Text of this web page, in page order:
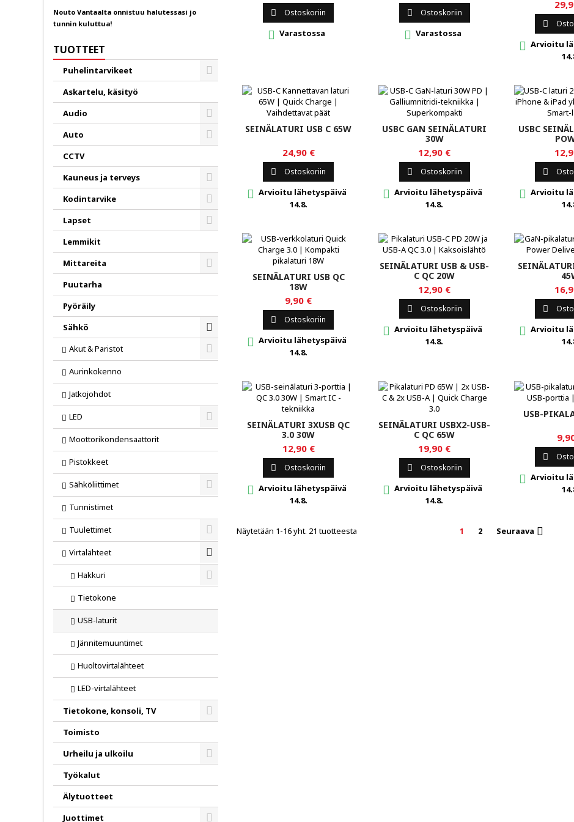
Nouto Vantaalta onnistuu halutessasi jo
tunnin kuluttua!
TUOTTEET
Puhelintarvikeet
Askartelu, käsityö
Audio
Toggle
Auto
CCTV
Kauneus ja terveys
Toggle
Kodintarvike
Toggle
Lapset
Lemmikit
Mittareita
Puutarha
Pyöräily
Sähkö
Toggle
Akut & Paristot
Toggle
Aurinkokenno
Jatkojohdot
LED
Toggle
Moottorikondensaattorit
Pistokkeet
Sähköliittimet
Toggle
Tunnistimet
Tuulettimet
Toggle
Virtalähteet
Toggle
Hakkuri
Toggle
Tietokone
USB-laturit
Jännitemuuntimet
Huoltovirtalähteet
LED-virtalähteet
Tietokone, konsoli, TV
Toimisto
Urheilu ja ulkoilu
Työkalut
Älytuotteet
Juottimet
 Ostoskoriin
 Varastossa
 Ostoskoriin
 Varastossa

 Arvioitu
SEINÄLATURI USB C 65W
24,90 €
 Ostoskoriin
 Arvioitu lähetyspäivä
14.8.
USBC GAN SEINÄLATURI
30W
12,90 €
 Ostoskoriin
 Arvioitu lähetyspäivä
14.8.
USBC

 Arvioitu
SEINÄLATURI USB QC
18W
9,90 €
 Ostoskoriin
 Arvioitu lähetyspäivä
14.8.
SEINÄLATURI USB & USB-
C QC 20W
12,90 €
 Ostoskoriin
 Arvioitu lähetyspäivä
14.8.

 Arvioitu
SEINÄLATURI 3XUSB QC
3.0 30W
12,90 €
 Ostoskoriin
 Arvioitu lähetyspäivä
14.8.
SEINÄLATURI USBX2-USB-
C QC 65W
19,90 €
 Ostoskoriin
 Arvioitu lähetyspäivä
14.8.
USB-

 Arvioitu
Näytetään 1-16 yht. 21 tuotteesta 1 2 Seuraava 